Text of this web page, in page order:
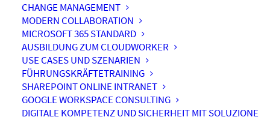
CHANGE MANAGEMENT
MODERN COLLABORATION
MICROSOFT 365 STANDARD
AUSBILDUNG ZUM CLOUDWORKER
USE CASES UND SZENARIEN
FÜHRUNGSKRÄFTETRAINING
SHAREPOINT ONLINE INTRANET
GOOGLE WORKSPACE CONSULTING
DIGITALE KOMPETENZ UND SICHERHEIT MIT SOLUZIONE